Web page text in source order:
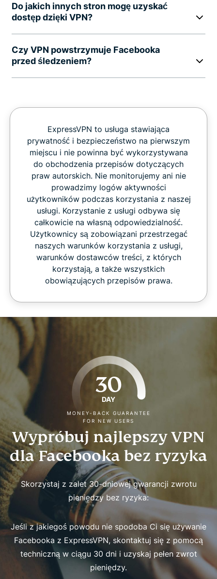
Do jakich innych stron mogę uzyskać
dostęp dzięki VPN?
Czy VPN powstrzymuje Facebooka
przed śledzeniem?
ExpressVPN to usługa stawiająca
prywatność i bezpieczeństwo na pierwszym
miejscu i nie powinna być wykorzystywana
do obchodzenia przepisów dotyczących
praw autorskich. Nie monitorujemy ani nie
prowadzimy logów aktywności
użytkowników podczas korzystania z naszej
usługi. Korzystanie z usługi odbywa się
całkowicie na własną odpowiedzialność.
Użytkownicy są zobowiązani przestrzegać
naszych warunków korzystania z usługi,
warunków dostawców treści, z których
korzystają, a także wszystkich
obowiązujących przepisów prawa.
30
DAY
MONEY-BACK GUARANTEE
FOR NEW USERS
Wypróbuj najlepszy VPN
dla Facebooka bez ryzyka
Skorzystaj z zalet 30-dniowej gwarancji zwrotu
pieniędzy bez ryzyka:
Jeśli z jakiegoś powodu nie spodoba Ci się używanie
Facebooka z ExpressVPN, skontaktuj się z pomocą
techniczną w ciągu 30 dni i uzyskaj pełen zwrot
pieniędzy.